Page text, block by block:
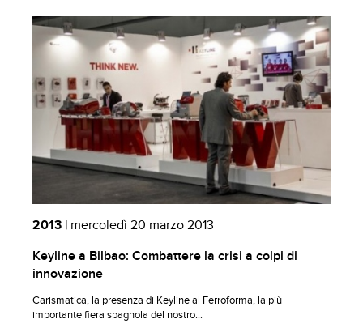
2013 | mercoledì 20 marzo 2013
Keyline a Bilbao: Combattere la crisi a colpi di
innovazione
Carismatica, la presenza di Keyline al Ferroforma, la più
importante fiera spagnola del nostro...